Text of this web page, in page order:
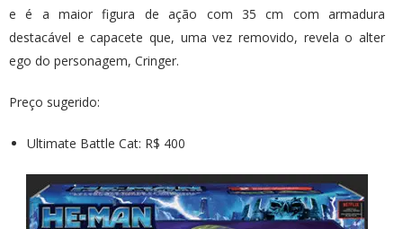
e é a maior figura de ação com 35 cm com armadura
destacável e capacete que, uma vez removido, revela o alter
ego do personagem, Cringer.
Preço sugerido:
Ultimate Battle Cat: R$ 400